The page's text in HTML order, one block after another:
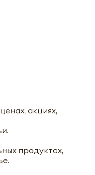
акциях,
продуктах,